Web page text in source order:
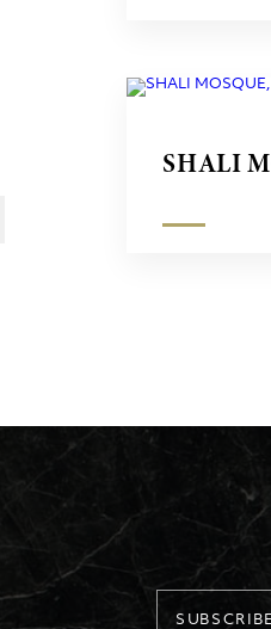
SHALI